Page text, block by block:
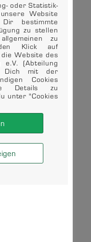
oder Statistik-
Website
bestimmte
zu stellen
zu
Klick auf
Website des
(Abteilung
Dich mit der
Cookies
Details zu
unter "Cookies